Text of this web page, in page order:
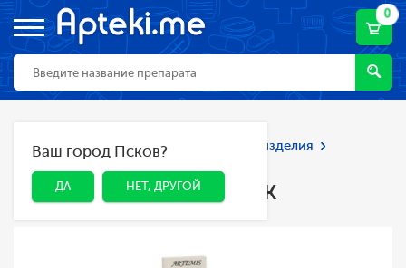
0
ДА НЕТ, ДРУГОЙ
Ваш город Псков?
ДА НЕТ, ДРУГОЙ
Главная Каталог
Мед. приборы и изделия
Лечебный трикотаж
Лечебный трикотаж